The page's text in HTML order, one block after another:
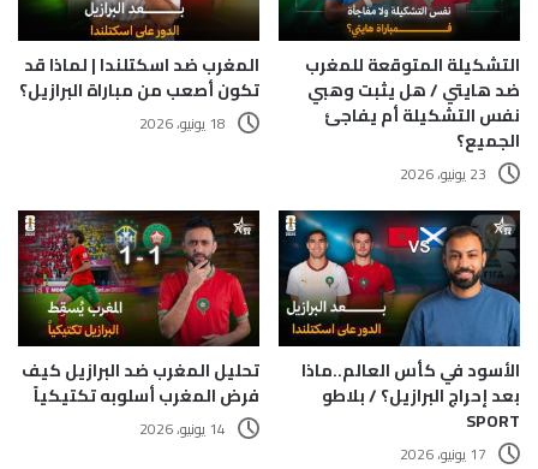
التشكيلة المتوقعة للمغرب
ضد هايتي / هل يثبت وهبي
نفس التشكيلة أم يفاجئ
الجميع؟
23 يونيو، 2026
المغرب ضد اسكتلندا | لماذا قد
تكون أصعب من مباراة البرازيل؟
18 يونيو، 2026
الأسود في كأس العالم..ماذا
بعد إحراج البرازيل؟ / بلاطو
SPORT
17 يونيو، 2026
تحليل المغرب ضد البرازيل كيف
فرض المغرب أسلوبه تكتيكياً
14 يونيو، 2026